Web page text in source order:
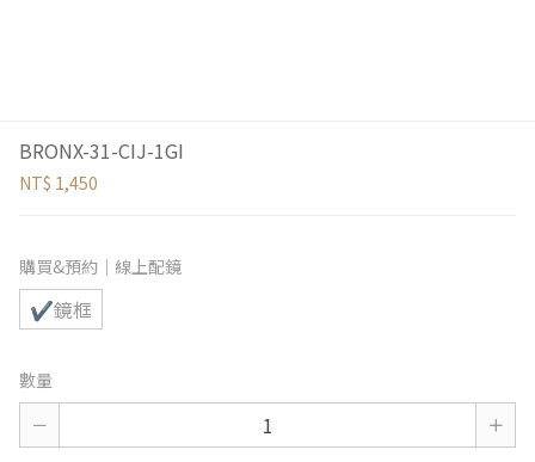
BRONX-31-CIJ-1GI
NT$ 1,450
購買&預約｜線上配鏡
✔鏡框
數量